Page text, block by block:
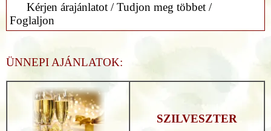
Kérjen árajánlatot / Tudjon meg többet /
Foglaljon
ÜNNEPI AJÁNLATOK:
SZILVESZTER